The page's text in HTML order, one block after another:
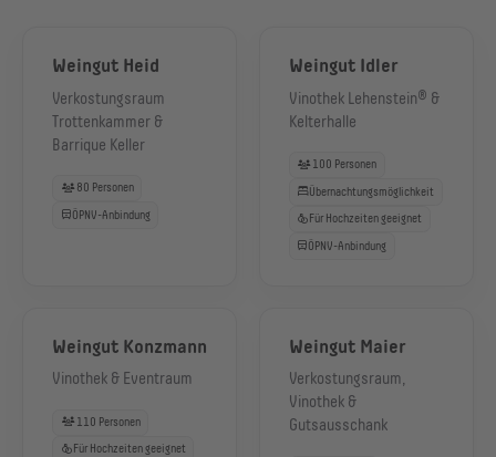
Weingut Heid
Verkostungsraum
Trottenkammer &
Barrique Keller
80 Personen
ÖPNV-Anbindung
Weingut Idler
Vinothek Lehenstein® &
Kelterhalle
100 Personen
Übernachtungsmöglichkeit
Für Hochzeiten geeignet
ÖPNV-Anbindung
Weingut Konzmann
Vinothek & Eventraum
110 Personen
Für Hochzeiten geeignet
Weingut Maier
Verkostungsraum,
Vinothek &
Gutsausschank